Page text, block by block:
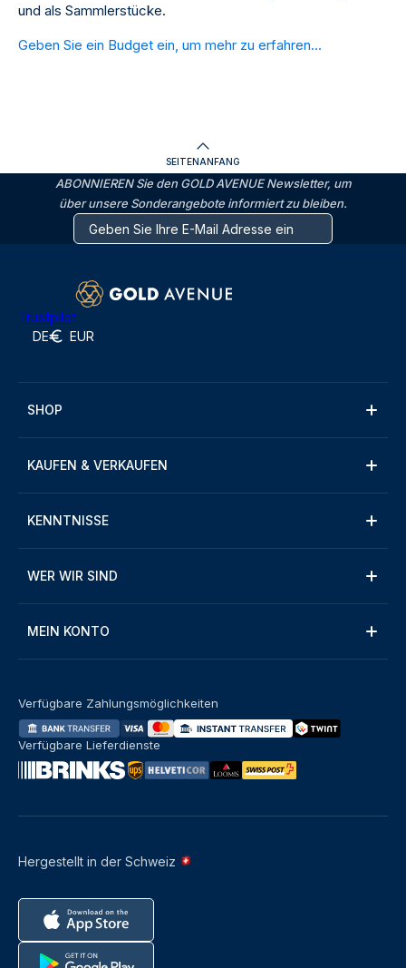
und als Sammlerstücke.
Geben Sie ein Budget ein, um mehr zu erfahren...
SEITENANFANG
ABONNIEREN Sie den GOLD AVENUE Newsletter, um
über unsere Sonderangebote informiert zu bleiben.
Trustpilot
DE EUR
SHOP
KAUFEN & VERKAUFEN
KENNTNISSE
WER WIR SIND
MEIN KONTO
Hergestellt in der Schweiz
Verfügbare Zahlungsmöglichkeiten
Verfügbare Lieferdienste